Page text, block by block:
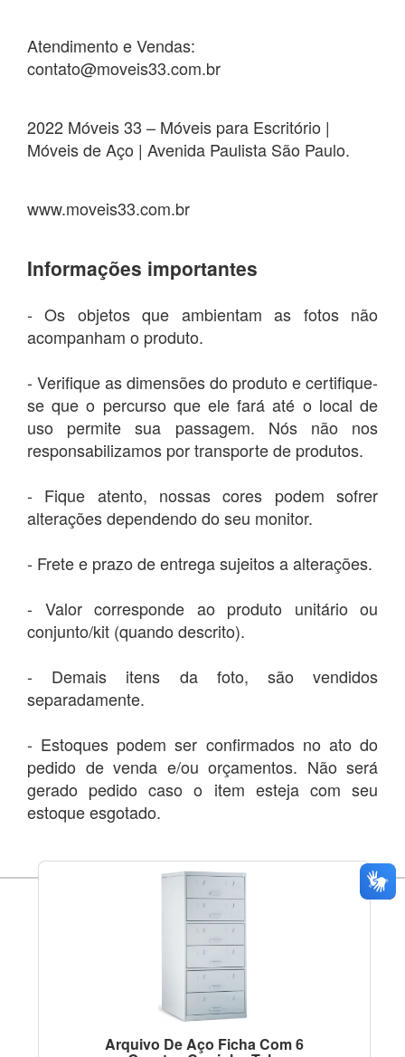
Atendimento e Vendas:
contato@moveis33.com.br
2022 Móveis 33 – Móveis para Escritório |
Móveis de Aço | Avenida Paulista São Paulo.
www.moveis33.com.br
Informações importantes
- Os objetos que ambientam as fotos não
acompanham o produto.
- Verifique as dimensões do produto e certifique-
se que o percurso que ele fará até o local de
uso permite sua passagem. Nós não nos
responsabilizamos por transporte de produtos.
- Fique atento, nossas cores podem sofrer
alterações dependendo do seu monitor.
- Frete e prazo de entrega sujeitos a alterações.
- Valor corresponde ao produto unitário ou
conjunto/kit (quando descrito).
- Demais itens da foto, são vendidos
separadamente.
- Estoques podem ser confirmados no ato do
pedido de venda e/ou orçamentos. Não será
gerado pedido caso o item esteja com seu
estoque esgotado.
Arquivo De Aço Ficha Com 6